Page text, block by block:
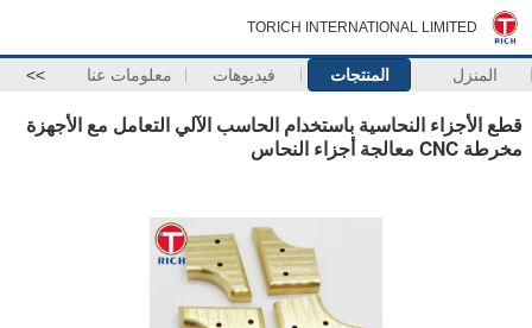
TORICH INTERNATIONAL LIMITED
المنزل المنتجات فيديوهات معلومات عنا >>
قطع الأجزاء النحاسية باستخدام الحاسب الآلي التعامل مع الأجهزة
مخرطة CNC معالجة أجزاء النحاس